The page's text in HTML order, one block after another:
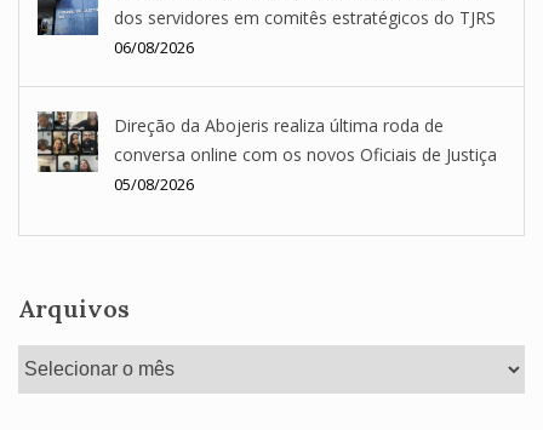
dos servidores em comitês estratégicos do TJRS
06/08/2026
Direção da Abojeris realiza última roda de
conversa online com os novos Oficiais de Justiça
05/08/2026
Arquivos
Arquivos